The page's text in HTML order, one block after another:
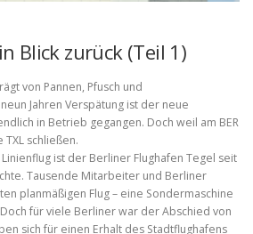
Blick zurück (Teil 1)
von Pannen, Pfusch und
Jahren Verspätung ist der neue
in Betrieb gegangen. Doch weil am BER
schließen.
ist der Berliner Flughafen Tegel seit
Tausende Mitarbeiter und Berliner
planmäßigen Flug – eine Sondermaschine
für viele Berliner war der Abschied von
sich für einen Erhalt des Stadtflughafens